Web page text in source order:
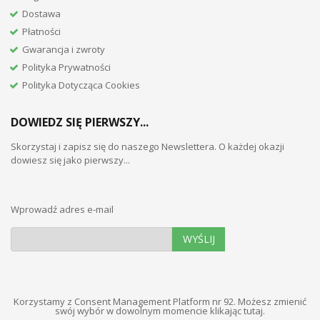
Dostawa
Płatności
Gwarancja i zwroty
Polityka Prywatności
Polityka Dotycząca Cookies
DOWIEDZ SIĘ PIERWSZY...
Skorzystaj i zapisz się do naszego Newslettera. O każdej okazji
dowiesz się jako pierwszy...
Wprowadź adres e-mail
WYŚLIJ
Korzystamy z Consent Management Platform nr 92. Możesz zmienić
swój wybór w dowolnym momencie klikając tutaj.